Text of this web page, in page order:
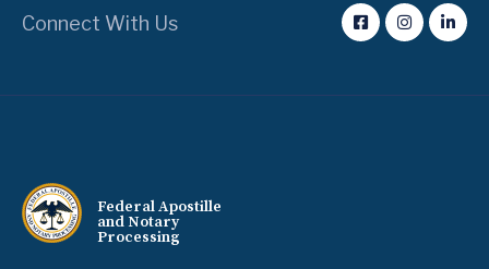
Connect With Us
Federal Apostille
and Notary
Processing